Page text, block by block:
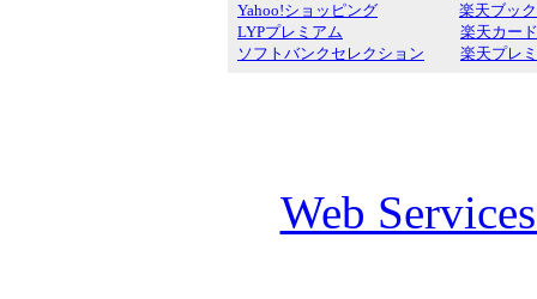
Yahoo!ショッピング
LYPプレミアム
ソフトバンクセレクション
楽天ブッ
楽天カード
楽天プレ
Web